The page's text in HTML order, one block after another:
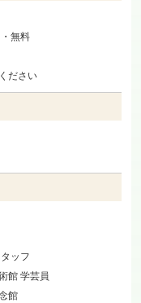
無料
ださい
ッフ
館 学芸員
館